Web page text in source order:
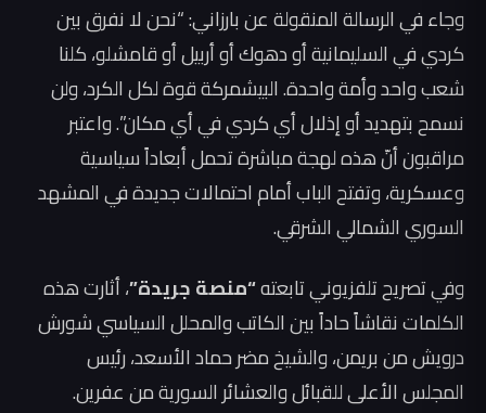
وجاء في الرسالة المنقولة عن بارزاني: “نحن لا نفرق بين
كردي في السليمانية أو دهوك أو أربيل أو قامشلو، كلنا
شعب واحد وأمة واحدة. البيشمركة قوة لكل الكرد، ولن
نسمح بتهديد أو إذلال أي كردي في أي مكان”. واعتبر
مراقبون أنّ هذه لهجة مباشرة تحمل أبعاداً سياسية
وعسكرية، وتفتح الباب أمام احتمالات جديدة في المشهد
السوري الشمالي الشرقي.
وفي تصريح تلفزيوني تابعته“منصة جريدة”، أثارت هذه
الكلمات نقاشاً حاداً بين الكاتب والمحلل السياسي شورش
درويش من بريمن، والشيخ مضر حماد الأسعد، رئيس
المجلس الأعلى للقبائل والعشائر السورية من عفرين.